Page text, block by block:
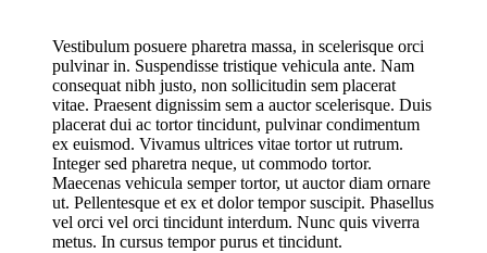
Vestibulum posuere pharetra massa, in scelerisque orci
pulvinar in. Suspendisse tristique vehicula ante. Nam
consequat nibh justo, non sollicitudin sem placerat
vitae. Praesent dignissim sem a auctor scelerisque. Duis
placerat dui ac tortor tincidunt, pulvinar condimentum
ex euismod. Vivamus ultrices vitae tortor ut rutrum.
Integer sed pharetra neque, ut commodo tortor.
Maecenas vehicula semper tortor, ut auctor diam ornare
ut. Pellentesque et ex et dolor tempor suscipit. Phasellus
vel orci vel orci tincidunt interdum. Nunc quis viverra
metus. In cursus tempor purus et tincidunt.